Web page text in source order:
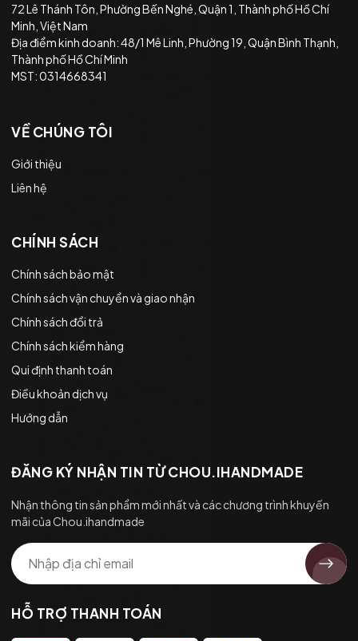
72 Lê Thánh Tôn, Phường Bến Nghé, Quận 1, Thành phố Hồ Chí
Minh, Việt Nam
Địa điểm kinh doanh: 48/1 Mê Linh, Phường 19, Quận Bình Thạnh,
Thành phố Hồ Chí Minh
MST: 0314668341
VỀ CHÚNG TÔI
Giới thiệu
Liên hệ
CHÍNH SÁCH
Chính sách bảo mật
Chính sách vận chuyển và giao nhận
Chính sách đổi trả
Chính sách kiểm hàng
Qui định thanh toán
Điều khoản dịch vụ
Hướng dẫn
ĐĂNG KÝ NHẬN TIN TỪ CHOU.IHANDMADE
Nhận thông tin sản phẩm mới nhất và các chương trình khuyến
mãi của Chou.ihandmade
HỖ TRỢ THANH TOÁN